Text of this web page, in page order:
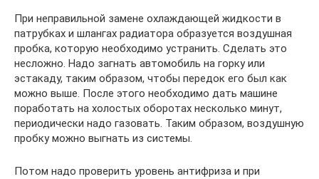
При неправильной замене охлаждающей жидкости в
патрубках и шлангах радиатора образуется воздушная
пробка, которую необходимо устранить. Сделать это
несложно. Надо загнать автомобиль на горку или
эстакаду, таким образом, чтобы передок его был как
можно выше. После этого необходимо дать машине
поработать на холостых оборотах несколько минут,
периодически надо газовать. Таким образом, воздушную
пробку можно выгнать из системы.
Потом надо проверить уровень антифриза и при